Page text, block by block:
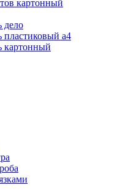
картонный
дело
пластиковый а4
картонный